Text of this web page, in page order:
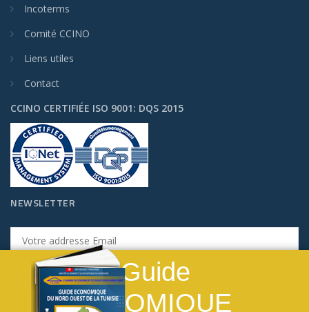
Incoterms
Comité CCINO
Liens utiles
Contact
CCINO CERTIFIÉE ISO 9001: DQS 2015
NEWSLETTER
S'INSCRIRE
Ce site web utilise des cookies et demande vos
données personnelles pour améliorer votre
navigation. We are committed to protecting your
Guide
ECONOMIQUE